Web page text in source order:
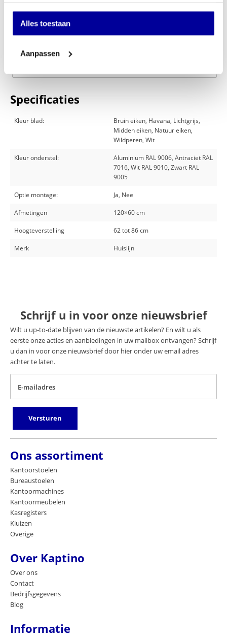
Alles toestaan
Aanpassen
Specificaties
Kleur blad:
Bruin eiken, Havana, Lichtgrijs,
Midden eiken, Natuur eiken,
Wildperen, Wit
Kleur onderstel:
Aluminium RAL 9006, Antraciet RAL
7016, Wit RAL 9010, Zwart RAL
9005
Optie montage: Ja, Nee
Afmetingen 120×60 cm
Hoogteverstelling 62 tot 86 cm
Merk Huislijn
Schrijf u in voor onze nieuwsbrief
Wilt u up-to-date blijven van de nieuwste artikelen? En wilt u als
eerste onze acties en aanbiedingen in uw mailbox ontvangen? Schrijf
u dan in voor onze nieuwsbrief door hier onder uw email adres
achter te laten.
E-mailadres
Versturen
Ons assortiment
Kantoorstoelen
Bureaustoelen
Kantoormachines
Kantoormeubelen
Kasregisters
Kluizen
Overige
Over Kaptino
Over ons
Contact
Bedrijfsgegevens
Blog
Informatie